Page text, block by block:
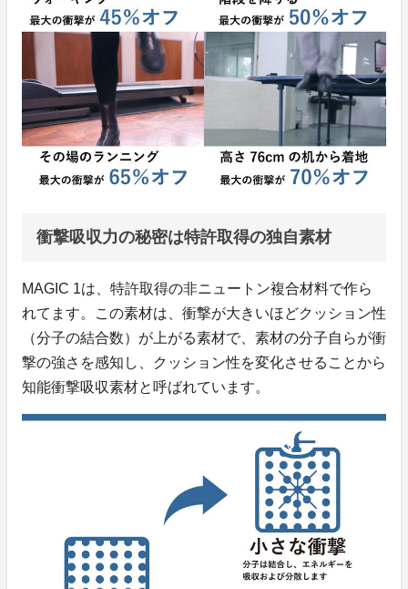
衝撃吸収力の秘密は特許取得の独自素材
MAGIC 1は、特許取得の非ニュートン複合材料で作ら
れてます。この素材は、衝撃が大きいほどクッション性
（分子の結合数）が上がる素材で、素材の分子自らが衝
撃の強さを感知し、クッション性を変化させることから
知能衝撃吸収素材と呼ばれています。